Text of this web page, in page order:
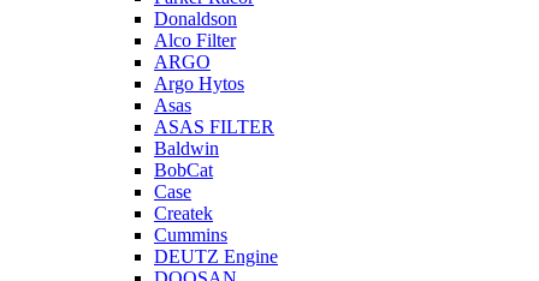
Donaldson
Alco Filter
ARGO
Argo Hytos
Asas
ASAS FILTER
Baldwin
BobCat
Case
Createk
Cummins
DEUTZ Engine